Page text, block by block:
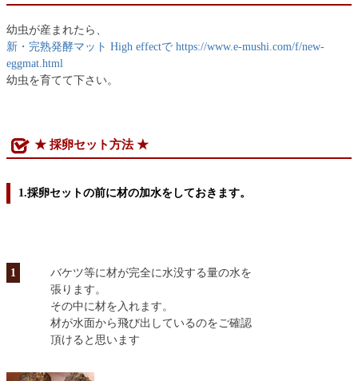
幼虫が産まれたら、
新・完熟発酵マット High effectで https://www.e-mushi.com/f/new-
eggmat.html
幼虫を育てて下さい。
★ 採卵セット方法 ★
1.採卵セットの前に材の加水をしておきます。
1
バケツ等に材が完全に水没する量の水を
張ります。
その中に材を入れます。
材が水面から飛び出しているのをご確認
頂けると思います